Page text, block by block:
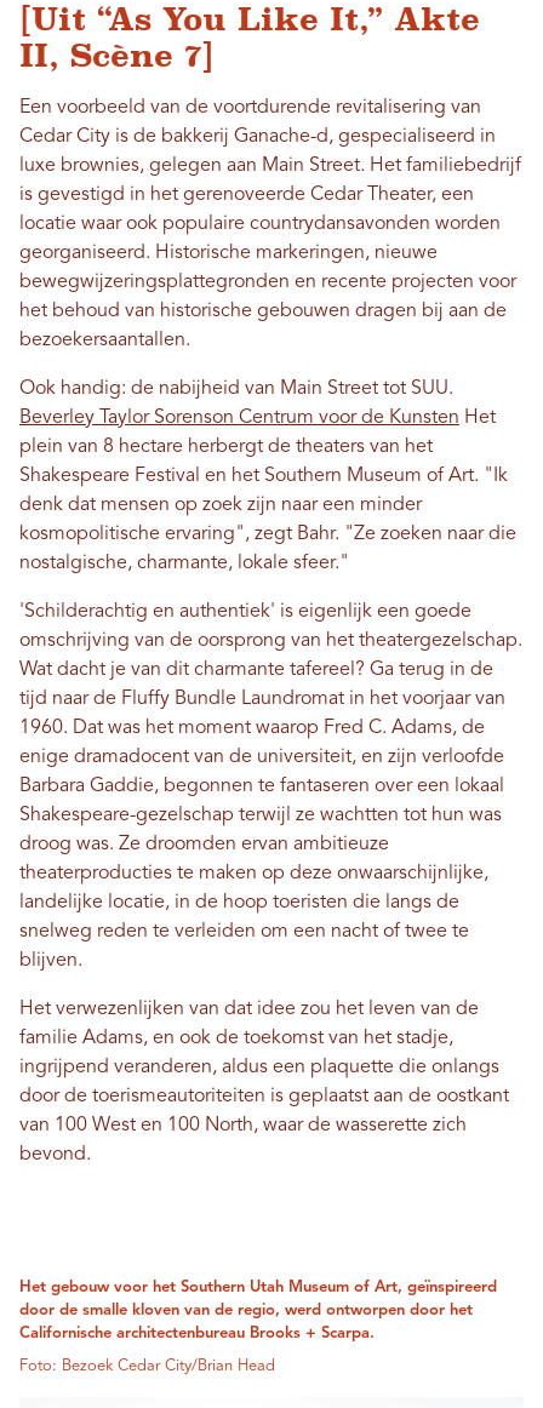
[Uit “As You Like It,” Akte
II, Scène 7]
Een voorbeeld van de voortdurende revitalisering van
Cedar City is de bakkerij Ganache-d, gespecialiseerd in
luxe brownies, gelegen aan Main Street. Het familiebedrijf
is gevestigd in het gerenoveerde Cedar Theater, een
locatie waar ook populaire countrydansavonden worden
georganiseerd. Historische markeringen, nieuwe
bewegwijzeringsplattegronden en recente projecten voor
het behoud van historische gebouwen dragen bij aan de
bezoekersaantallen.
Ook handig: de nabijheid van Main Street tot SUU.
Beverley Taylor Sorenson Centrum voor de Kunsten Het
plein van 8 hectare herbergt de theaters van het
Shakespeare Festival en het Southern Museum of Art. "Ik
denk dat mensen op zoek zijn naar een minder
kosmopolitische ervaring", zegt Bahr. "Ze zoeken naar die
nostalgische, charmante, lokale sfeer."
'Schilderachtig en authentiek' is eigenlijk een goede
omschrijving van de oorsprong van het theatergezelschap.
Wat dacht je van dit charmante tafereel? Ga terug in de
tijd naar de Fluffy Bundle Laundromat in het voorjaar van
1960. Dat was het moment waarop Fred C. Adams, de
enige dramadocent van de universiteit, en zijn verloofde
Barbara Gaddie, begonnen te fantaseren over een lokaal
Shakespeare-gezelschap terwijl ze wachtten tot hun was
droog was. Ze droomden ervan ambitieuze
theaterproducties te maken op deze onwaarschijnlijke,
landelijke locatie, in de hoop toeristen die langs de
snelweg reden te verleiden om een ​​nacht of twee te
blijven.
Het verwezenlijken van dat idee zou het leven van de
familie Adams, en ook de toekomst van het stadje,
ingrijpend veranderen, aldus een plaquette die onlangs
door de toerismeautoriteiten is geplaatst aan de oostkant
van 100 West en 100 North, waar de wasserette zich
bevond.
Het gebouw voor het Southern Utah Museum of Art, geïnspireerd
door de smalle kloven van de regio, werd ontworpen door het
Californische architectenbureau Brooks + Scarpa.
Foto: Bezoek Cedar City/Brian Head